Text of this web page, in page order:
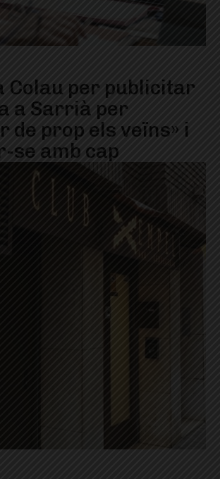
Colau per publicitar
a Sarrià per
de prop els veïns» i
se amb cap